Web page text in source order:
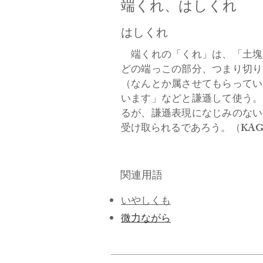
端くれ、はしくれ
はしくれ
端くれの「くれ」は、「土
どの端っこの部分、つまり切
（なんとか属させてもらっ
います」などと謙遜して使う
るが、謙遜表現になじみのな
受け取られるであろう。（
関連用語
いやしくも
微力ながら